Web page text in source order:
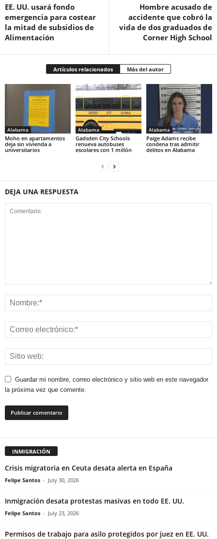
EE. UU. usará fondo
emergencia para costear
la mitad de subsidios de
Alimentación
Hombre acusado de
accidente que cobró la
vida de dos graduados de
Corner High School
Artículos relacionados Más del autor
Alabama
Moho en apartamentos
deja sin vivienda a
universitarios
Alabama
Gadsden City Schools
renueva autobuses
escolares con 1 millón
Alabama
Paige Adams recibe
condena tras admitir
delitos en Alabama
DEJA UNA RESPUESTA
Guardar mi nombre, correo electrónico y sitio web en este navegador
la próxima vez que comente.
INMIGRACIÓN
Crisis migratoria en Ceuta desata alerta en España
Felipe Santos - July 30, 2026
Inmigración desata protestas masivas en todo EE. UU.
Felipe Santos - July 23, 2026
Permisos de trabajo para asilo protegidos por juez en EE. UU.